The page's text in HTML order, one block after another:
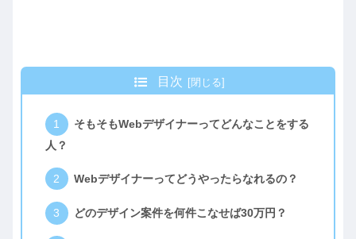
目次
そもそもWebデザイナーってどんなことをする
人？
Webデザイナーってどうやったらなれるの？
どのデザイン案件を何件こなせば30万円？